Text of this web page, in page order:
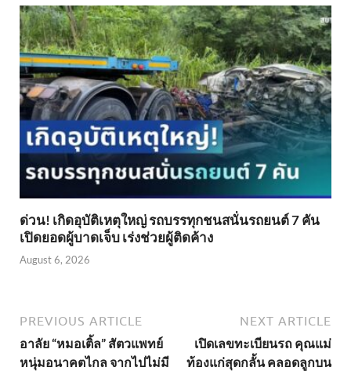
ด่วน! เกิดอุบัติเหตุใหญ่ รถบรรทุกชนสนั่นรถยนต์ 7 คัน
เปิดยอดผู้บาดเจ็บ เร่งช่วยผู้ติดค้าง
August 6, 2026
PREVIOUS ARTICLE
อาลัย “หมอเติ้ล” สัตวแพทย์
หนุ่มอนาคตไกล จากไปไม่มี
NEXT ARTICLE
เปิดเลขทะเบียนรถ คุณแม่
ท้องแก่สุดกลั้น คลอดลูกบน